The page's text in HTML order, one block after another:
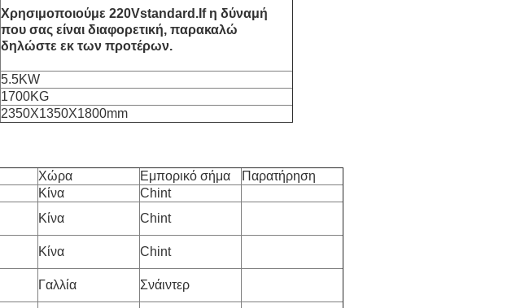
Χρησιμοποιούμε 220Vstandard.If η δύναμή
που σας είναι διαφορετική, παρακαλώ
δηλώστε εκ των προτέρων.
5.5KW
1700KG
2350X1350X1800mm
Χώρα Εμπορικό σήμα
Παρατήρηση
Κίνα
Chint
Κίνα
Chint
Κίνα
Chint
Γαλλία
Σνάιντερ